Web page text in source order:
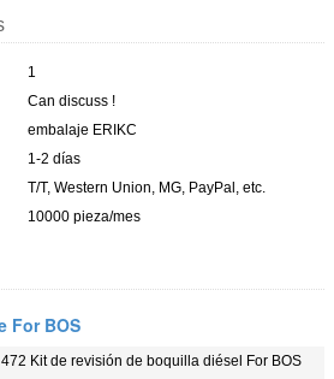
1
Can discuss !
embalaje ERIKC
1-2 días
T/T, Western Union, MG, PayPal, etc.
10000 pieza/mes
For BOS
Kit de revisión de boquilla diésel For BOS